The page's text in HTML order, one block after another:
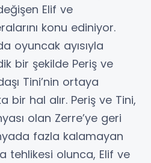
Elif ve
konu ediniyor.
oyuncak ayısıyla
bir şekilde Periş ve
Tini’nin ortaya
bir hal alır. Periş ve Tini,
olan Zerre’ye geri
fazla kalamayan
tehlikesi olunca, Elif ve